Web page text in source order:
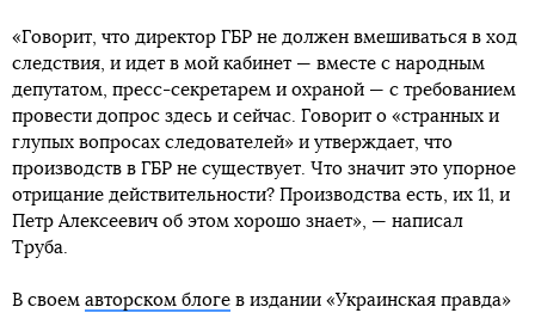
«Говорит, что директор ГБР не должен вмешиваться в ход
следствия, и идет в мой кабинет — вместе с народным
депутатом, пресс-секретарем и охраной — с требованием
провести допрос здесь и сейчас. Говорит о «странных и
глупых вопросах следователей» и утверждает, что
производств в ГБР не существует. Что значит это упорное
отрицание действительности? Производства есть, их 11, и
Петр Алексеевич об этом хорошо знает», — написал
Труба.
В своем авторском блоге в издании «Украинская правда»